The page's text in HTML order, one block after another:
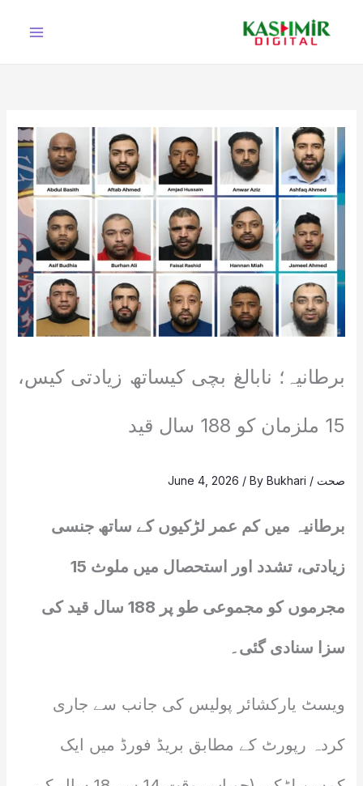
برطانیہ؛ نابالغ بچی کیساتھ زیادتی کیس،
15 ملزمان کو 188 سال قید
صحت /
June 4, 2026 / ByBukhari
برطانیہ میں کم عمر لڑکیوں کے ساتھ جنسی
زیادتی، تشدد اور استحصال میں ملوث 15
مجرموں کو مجموعی طو پر 188 سال قید کی
سزا سنادی گئی۔
ویسٹ یارکشائر پولیس کی جانب سے جاری
کردہ رپورٹ کے مطابق بریڈ فورڈ میں ایک